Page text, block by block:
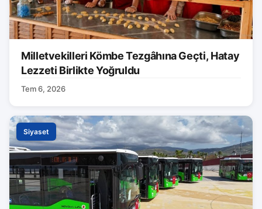
Milletvekilleri Kömbe Tezgâhına Geçti, Hatay
Lezzeti Birlikte Yoğruldu
Tem 6, 2026
Siyaset